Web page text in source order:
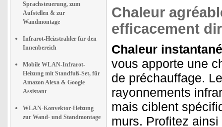
Sprachsteuerung, zum
Aufstellen & zur
Wandmontage
Infrarot-Heizstrahler für den
Innenbereich
Mobile WLAN-Infrarot-
Heizung mit Standfuß-Set, für
Amazon Alexa & Google
Assistant
WLAN-Konvektor-Heizung
zur Wand- und Standmontage
Chaleur
efficacement
Chaleur
vous apporte une
de préchauffage.
rayonnements
mais ciblent
murs. Profitez